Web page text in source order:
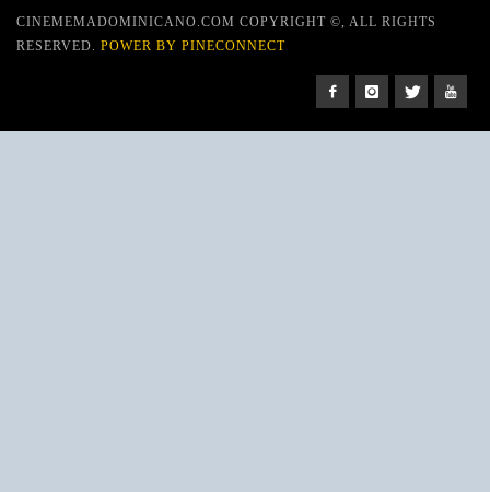
CINEMEMADOMINICANO.COM COPYRIGHT ©, ALL RIGHTS
RESERVED. POWER BY PINECONNECT